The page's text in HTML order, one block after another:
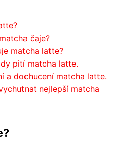
čaje?
matcha latte?
pití matcha latte.
a dochucení matcha latte.
nejlepší matcha